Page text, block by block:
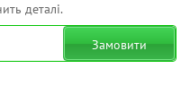
деталі.
Замовити